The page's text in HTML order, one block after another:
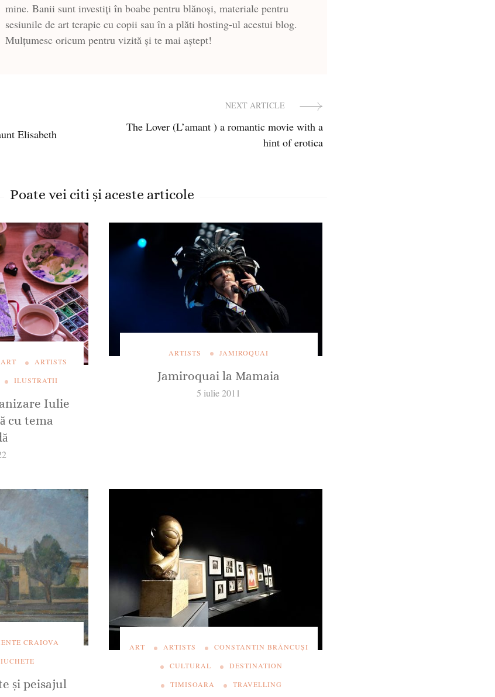
mine. Banii sunt investiți în boabe pentru blănoși, materiale pentru
sesiunile de art terapie cu copii sau în a plăti hosting-ul acestui blog.
Mulțumesc oricum pentru vizită și te mai aștept!
Elisabeth
NEXT ARTICLE
The Lover (L’amant ) a romantic movie with a
hint of erotica
Poate vei citi și aceste articole
ART
ARTISTS
ILUSTRATII
Iulie
cu tema
ARTISTS JAMIROQUAI
Jamiroquai la Mamaia
5 iulie 2011
CRAIOVA
și peisajul
ART ARTISTS
CONSTANTIN BRÂNCUȘI
CULTURAL
DESTINATION
TIMISOARA
TRAVELLING